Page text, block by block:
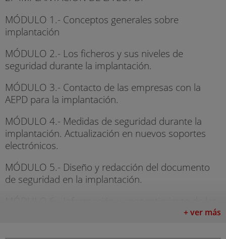
MÓDULO 1.- Conceptos generales sobre
implantación
MÓDULO 2.- Los ficheros y sus niveles de
seguridad durante la implantación.
MÓDULO 3.- Contacto de las empresas con la
AEPD para la implantación.
MÓDULO 4.- Medidas de seguridad durante la
implantación. Actualización en nuevos soportes
electrónicos.
MÓDULO 5.- Diseño y redacción del documento
de seguridad en la implantación.
MÓDULO 7.- Acceso a datos y cesión de datos.
+ ver más